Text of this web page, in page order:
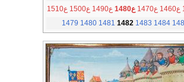
ع1460 ع1470 ع1480 ع1490 ع1500 ع1510
1479 1480 1481 1482 1483 1484